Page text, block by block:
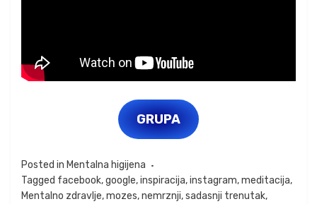
GRUPA
Posted in Mentalna higijena
Tagged facebook,google,inspiracija,instagram,meditacija,
Mentalno zdravlje,mozes,nemrznji,sadasnji trenutak,